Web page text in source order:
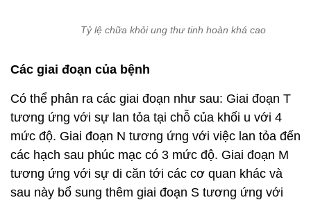
Tỷ lệ chữa khỏi ung thư tinh hoàn khá cao
Các giai đoạn của bệnh
Có thể phân ra các giai đoạn như sau: Giai đoạn T
tương ứng với sự lan tỏa tại chỗ của khối u với 4
mức độ. Giai đoạn N tương ứng với việc lan tỏa đến
các hạch sau phúc mạc có 3 mức độ. Giai đoạn M
tương ứng với sự di căn tới các cơ quan khác và
sau này bổ sung thêm giai đoạn S tương ứng với